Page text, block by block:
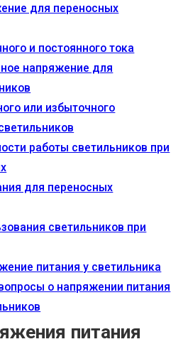
для переносных
и постоянного тока
напряжение для
или избыточного
работы светильников при
для переносных
светильников при
питания у светильника
о напряжении питания
питания